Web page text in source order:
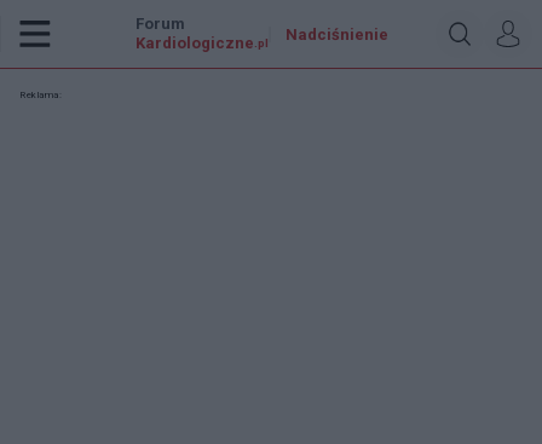
Forum
Kardiologiczne .pl Nadciśnienie
Reklama: